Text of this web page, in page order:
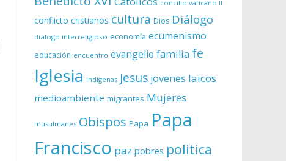
concilio vaticano II
conflicto cristianos cultura Dios Diálogo
diálogo interreligioso economía ecumenismo
educación encuentro evangelio familia fe
Iglesia indígenas Jesus jovenes laicos
medioambiente migrantes Mujeres
musulmanes Obispos Papa Papa
Francisco paz pobres politica